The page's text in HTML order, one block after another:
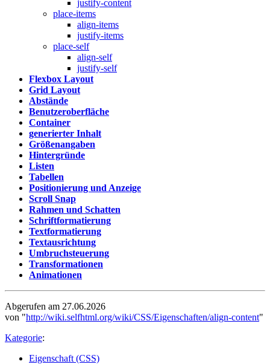
justify-content
place-items
align-items
justify-items
place-self
align-self
justify-self
Flexbox Layout
Grid Layout
Abstände
Benutzeroberfläche
Container
generierter Inhalt
Größenangaben
Hintergründe
Listen
Tabellen
Positionierung und Anzeige
Scroll Snap
Rahmen und Schatten
Schriftformatierung
Textformatierung
Textausrichtung
Umbruchsteuerung
Transformationen
Animationen
Abgerufen am 27.06.2026
von "http://wiki.selfhtml.org/wiki/CSS/Eigenschaften/align-content"
Kategorie:
Eigenschaft (CSS)